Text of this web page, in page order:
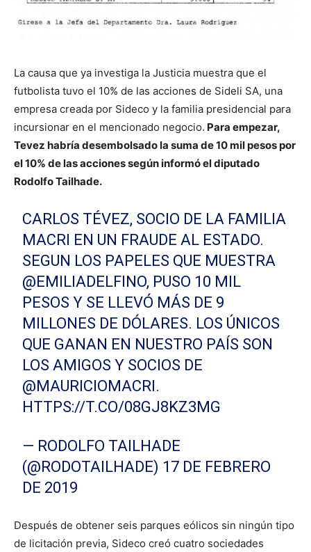
La causa que ya investiga la Justicia muestra que el
futbolista tuvo el 10% de las acciones de Sideli SA, una
empresa creada por Sideco y la familia presidencial para
incursionar en el mencionado negocio. Para empezar,
Tevez habría desembolsado la suma de 10 mil pesos por
el 10% de las acciones según informó el diputado
Rodolfo Tailhade.
CARLOS TÉVEZ, SOCIO DE LA FAMILIA
MACRI EN UN FRAUDE AL ESTADO.
SEGUN LOS PAPELES QUE MUESTRA
@EMILIADELFINO, PUSO 10 MIL
PESOS Y SE LLEVÓ MÁS DE 9
MILLONES DE DÓLARES. LOS ÚNICOS
QUE GANAN EN NUESTRO PAÍS SON
LOS AMIGOS Y SOCIOS DE
@MAURICIOMACRI.
HTTPS://T.CO/08GJ8KZ3MG
— RODOLFO TAILHADE
(@RODOTAILHADE) 17 DE FEBRERO
DE 2019
Después de obtener seis parques eólicos sin ningún tipo
de licitación previa, Sideco creó cuatro sociedades